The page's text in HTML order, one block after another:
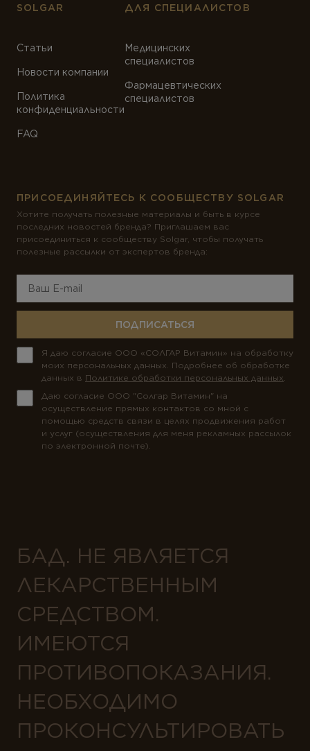
SOLGAR
Статьи
Новости компании
Политика
конфиденциальности
FAQ
ДЛЯ СПЕЦИАЛИСТОВ
Медицинских
специалистов
Фармацевтических
специалистов
ПРИСОЕДИНЯЙТЕСЬ К СООБЩЕСТВУ SOLGAR
Хотите получать полезные материалы и быть в курсе
последних новостей бренда? Приглашаем вас
присоединиться к сообществу Solgar, чтобы получать
полезные рассылки от экспертов бренда:
ПОДПИСАТЬСЯ
Я даю согласие ООО «СОЛГАР Витамин» на обработку
моих персональных данных. Подробнее об обработке
данных в Политике обработки персональных данных
Даю согласие ООО "Солгар Витамин" на
осуществление прямых контактов со мной с
помощью средств связи в целях продвижения работ
и услуг (осуществления для меня рекламных рассылок
по электронной почте).
БАД. НЕ ЯВЛЯЕТСЯ
ЛЕКАРСТВЕННЫМ
СРЕДСТВОМ.
ИМЕЮТСЯ
ПРОТИВОПОКАЗАНИЯ.
НЕОБХОДИМО
ПРОКОНСУЛЬТИРОВАТЬ